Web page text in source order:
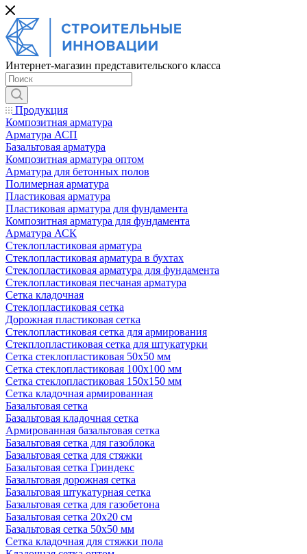
Интернет-магазин представительского класса
Продукция
Композитная арматура
Арматура АСП
Базальтовая арматура
Композитная арматура оптом
Арматура для бетонных полов
Полимерная арматура
Пластиковая арматура
Пластиковая арматура для фундамента
Композитная арматура для фундамента
Арматура АСК
Cтеклопластиковая арматура
Стеклопластиковая арматура в бухтах
Стеклопластиковая арматура для фундамента
Стеклопластиковая песчаная арматура
Сетка кладочная
Стеклопластиковая сетка
Дорожная пластиковая сетка
Стеклопластиковая сетка для армирования
Стекплопластиковая сетка для штукатурки
Сетка стеклопластиковая 50x50 мм
Сетка стеклопластиковая 100x100 мм
Сетка стеклопластиковая 150x150 мм
Сетка кладочная армированная
Базальтовая сетка
Базальтовая кладочная сетка
Армированная базальтовая сетка
Базальтовая сетка для газоблока
Базальтовая сетка для стяжки
Базальтовая сетка Гриндекс
Базальтовая дорожная сетка
Базальтовая штукатурная сетка
Базальтовая сетка для газобетона
Базальтовая сетка 20x20 см
Базальтовая сетка 50x50 мм
Сетка кладочная для стяжки пола